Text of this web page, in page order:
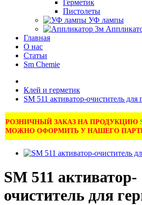
Герметик
Пистолеты
УФ лампы
Главная
О нас
Статьи
Sm Chemie
Клей и герметик
SM 511 активатор-очиститель для
РОЗНИЧНЫЙ ЗАКАЗ НА ПРОДУКЦИЮ
МОЖНО ОФОРМИТЬ У НАШЕГО
SM 511 активатор-
очиститель для